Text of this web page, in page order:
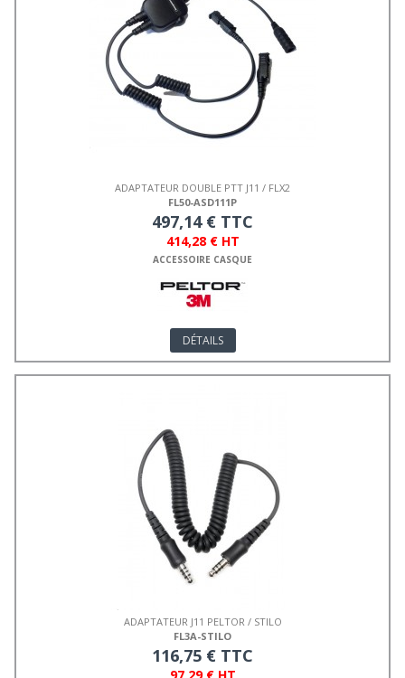
ADAPTATEUR DOUBLE PTT J11 / FLX2
FL50-ASD111P
497,14 € TTC
414,28 € HT
ACCESSOIRE CASQUE
DÉTAILS
ADAPTATEUR J11 PELTOR / STILO
FL3A-STILO
116,75 € TTC